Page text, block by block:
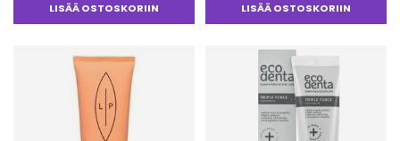
LISÄÄ OSTOSKORIIN LISÄÄ OSTOSKORIIN